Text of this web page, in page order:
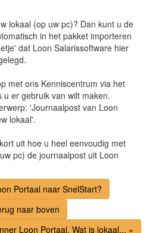
lokaal (op uw pc)? Dan kunt u de
in het pakket importeren
dat Loon Salarissoftware hier
met ons Kenniscentrum via het
u er gebruik van wilt maken.
'Journaalpost van Loon
lokaal'.
uit hoe u heel eenvoudig met
pc) de journaalpost uit Loon
Portaal naar SnelStart?
naar boven
Loon Portaal. Wat is lokaal... »